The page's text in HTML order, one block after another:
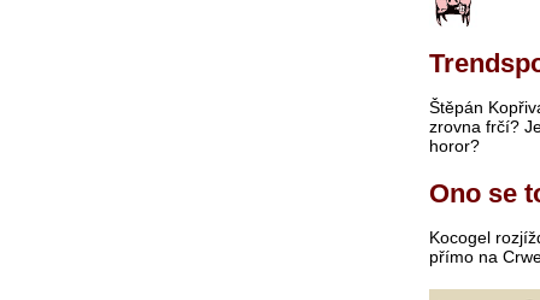
Štěpán
zrovna frčí?
horor?
Ono se
Kocogel
přímo na